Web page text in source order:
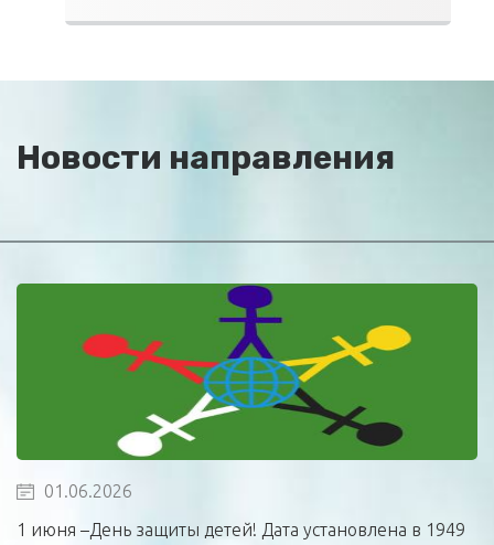
Новости направления
01.06.2026
1 июня –День защиты детей! Дата установлена в 1949